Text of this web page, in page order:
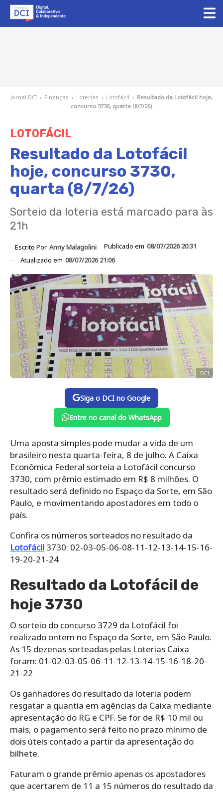
Jornal DCI › Finanças › Loterias › Lotofácil › Resultado da Lotofácil hoje,
concurso 3730, quarta (8/7/26)
LOTOFÁCIL
Resultado da Lotofácil
hoje, concurso 3730,
quarta (8/7/26)
Sorteio da loteria está marcado para às
21h
Escrito Por Anny Malagolini Publicado em 08/07/2026 20:31
Atualizado em 08/07/2026 21:06
DCI
Siga o DCI no Google
Entre no canal do WhatsApp
Uma aposta simples pode mudar a vida de um
brasileiro nesta quarta-feira, 8 de julho. A Caixa
Econômica Federal sorteia a Lotofácil concurso
3730, com prêmio estimado em R$ 8 milhões. O
resultado será definido no Espaço da Sorte, em São
Paulo, e movimentando apostadores em todo o
país.
Confira os números sorteados no resultado da
Lotofácil 3730: 02-03-05-06-08-11-12-13-14-15-16-
19-20-21-24
Resultado da Lotofácil de
hoje 3730
O sorteio do concurso 3729 da Lotofácil foi
realizado ontem no Espaço da Sorte, em São Paulo.
As 15 dezenas sorteadas pelas Loterias Caixa
foram: 01-02-03-05-06-11-12-13-14-15-16-18-20-
21-22
Os ganhadores do resultado da loteria podem
resgatar a quantia em agências da Caixa mediante
apresentação do RG e CPF. Se for de R$ 10 mil ou
mais, o pagamento será feito no prazo mínimo de
dois úteis contado a partir da apresentação do
bilhete.
Faturam o grande prêmio apenas os apostadores
que acertarem de 11 a 15 números do resultado da